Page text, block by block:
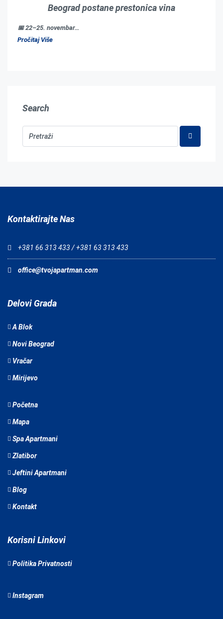
Beograd postane prestonica vina
📅 22–25. novembar…
Pročitaj Više
Search
Kontaktirajte Nas
+381 66 313 433 / +381 63 313 433
office@tvojapartman.com
Delovi Grada
A Blok
Novi Beograd
Vračar
Mirijevo
Početna
Mapa
Spa Apartmani
Zlatibor
Jeftini Apartmani
Blog
Kontakt
Korisni Linkovi
Politika Privatnosti
Instagram